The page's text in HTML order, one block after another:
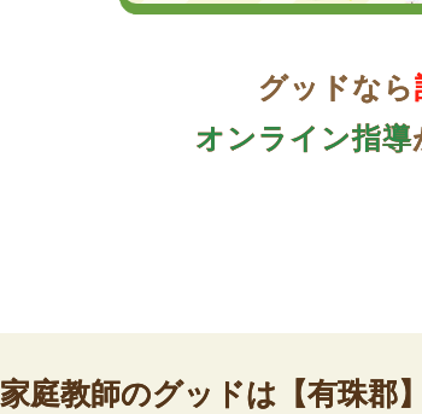
グッドなら
オンライン指導
家庭教師のグッドは【有珠郡